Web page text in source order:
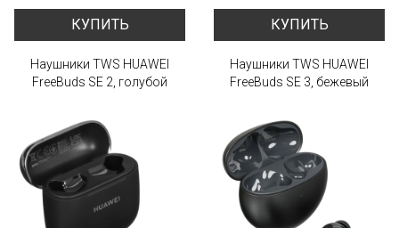
КУПИТЬ
Наушники TWS HUAWEI
FreeBuds SE 2, голубой
КУПИТЬ
Наушники TWS HUAWEI
FreeBuds SE 3, бежевый